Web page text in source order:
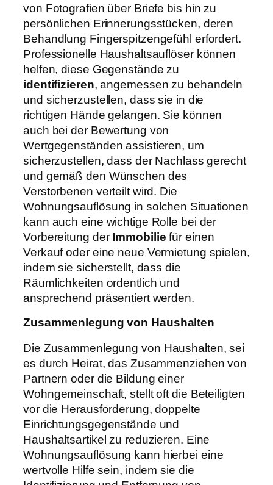
von Fotografien über Briefe bis hin zu
persönlichen Erinnerungsstücken, deren
Behandlung Fingerspitzengefühl erfordert.
Professionelle Haushaltsauflöser können
helfen, diese Gegenstände zu
identifizieren, angemessen zu behandeln
und sicherzustellen, dass sie in die
richtigen Hände gelangen. Sie können
auch bei der Bewertung von
Wertgegenständen assistieren, um
sicherzustellen, dass der Nachlass gerecht
und gemäß den Wünschen des
Verstorbenen verteilt wird. Die
Wohnungsauflösung in solchen Situationen
kann auch eine wichtige Rolle bei der
Vorbereitung der Immobilie für einen
Verkauf oder eine neue Vermietung spielen,
indem sie sicherstellt, dass die
Räumlichkeiten ordentlich und
ansprechend präsentiert werden.
Zusammenlegung von Haushalten
Die Zusammenlegung von Haushalten, sei
es durch Heirat, das Zusammenziehen von
Partnern oder die Bildung einer
Wohngemeinschaft, stellt oft die Beteiligten
vor die Herausforderung, doppelte
Einrichtungsgegenstände und
Haushaltsartikel zu reduzieren. Eine
Wohnungsauflösung kann hierbei eine
wertvolle Hilfe sein, indem sie die